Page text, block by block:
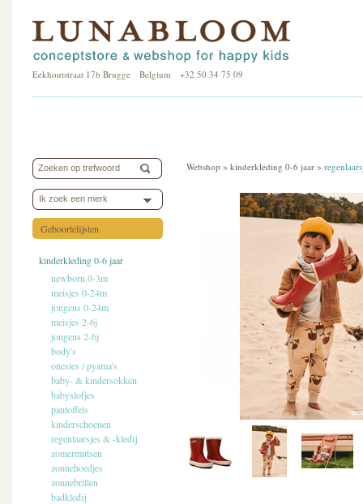
Eekhoutstraat 17b Brugge Belgium +32 50 34 75 09
Ik zoek een merk
Geboortelijsten
kinderkleding 0-6 jaar
newborn 0-3m
meisjes 0-24m
jongens 0-24m
meisjes 2-6j
jongens 2-6j
body's
onesies / pyama's
baby- & kindersokken
babyslofjes
pantoffels
kinderschoenen
regenlaarsjes & -kledij
zomermutsen
zonnehoedjes
zonnebrillen
badkledij
Webshop > kinderkleding 0-6 jaar >